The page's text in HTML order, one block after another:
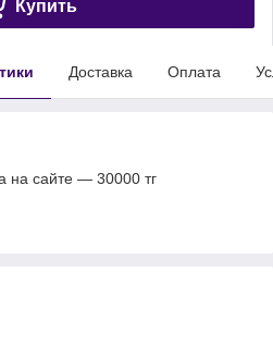
Купить
Доставка Оплата
на сайте — 30000 тг